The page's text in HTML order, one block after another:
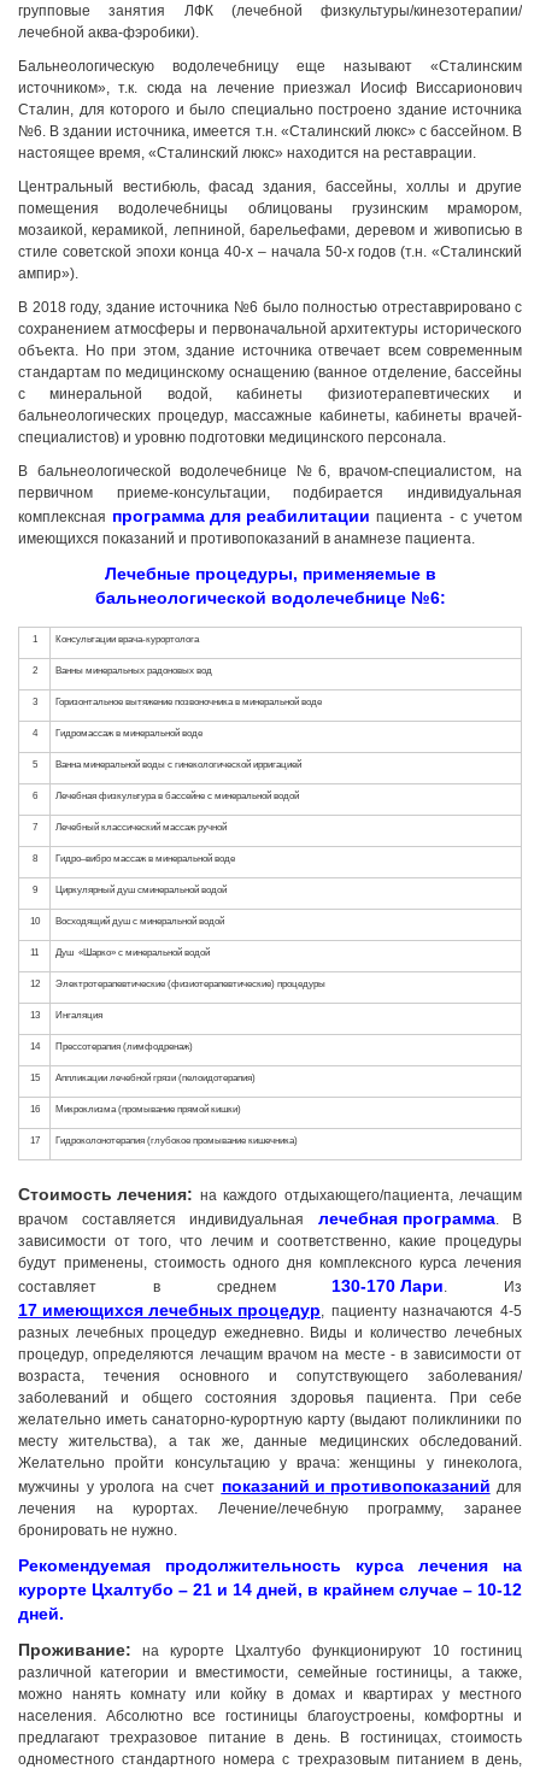
групповые занятия ЛФК (лечебной физкультуры/кинезотерапии/
лечебной аква-фэробики).
Бальнеологическую водолечебницу еще называют «Сталинским
источником», т.к. сюда на лечение приезжал Иосиф Виссарионович
Сталин, для которого и было специально построено здание источника
№6. В здании источника, имеется т.н. «Сталинский люкс» с бассейном. В
настоящее время, «Сталинский люкс» находится на реставрации.
Центральный вестибюль, фасад здания, бассейны, холлы и другие
помещения водолечебницы облицованы грузинским мрамором,
мозаикой, керамикой, лепниной, барельефами, деревом и живописью в
стиле советской эпохи конца 40-х – начала 50-х годов (т.н. «Сталинский
ампир»).
В 2018 году, здание источника №6 было полностью отреставрировано с
сохранением атмосферы и первоначальной архитектуры исторического
объекта. Но при этом, здание источника отвечает всем современным
стандартам по медицинскому оснащению (ванное отделение, бассейны
с минеральной водой, кабинеты физиотерапевтических и
бальнеологических процедур, массажные кабинеты, кабинеты врачей-
специалистов) и уровню подготовки медицинского персонала.
В бальнеологической водолечебнице №6, врачом-специалистом, на
первичном приеме-консультации, подбирается индивидуальная
комплексная программа для реабилитации пациента - с учетом
имеющихся показаний и противопоказаний в анамнезе пациента.
Лечебные процедуры, применяемые в
бальнеологической водолечебнице №6:
Стоимость лечения: на каждого отдыхающего/пациента, лечащим
врачом составляется индивидуальная лечебная программа. В
зависимости от того, что лечим и соответственно, какие процедуры
будут применены, стоимость одного дня комплексного курса лечения
составляет в среднем130-170 Лари. Из
17 имеющихся лечебных процедур, пациенту назначаются 4-5
разных лечебных процедур ежедневно. Виды и количество лечебных
процедур, определяются лечащим врачом на месте - в зависимости от
возраста, течения основного и сопутствующего заболевания/
заболеваний и общего состояния здоровья пациента. При себе
желательно иметь санаторно-курортную карту (выдают поликлиники по
месту жительства), а так же, данные медицинских обследований.
Желательно пройти консультацию у врача: женщины у гинеколога,
мужчины у уролога на счет показаний и противопоказаний для
лечения на курортах. Лечение/лечебную программу, заранее
бронировать не нужно.
Рекомендуемая продолжительность курса лечения на
курорте Цхалтубо – 21 и 14 дней, в крайнем случае – 10-12
дней.
Проживание: на курорте Цхалтубо функционируют 10 гостиниц
различной категории и вместимости, семейные гостиницы, а также,
можно нанять комнату или койку в домах и квартирах у местного
населения. Абсолютно все гостиницы благоустроены, комфортны и
предлагают трехразовое питание в день. В гостиницах, стоимость
одноместного стандартного номера с трехразовым питанием в день,
Грузия, г. Цхалтубо.
kurortresort@gmail.com
+995 555 63 29 29; с 10:00 до
17:00 час.
www.tskaltuboresort.ge
права защищены. Копирование материалов только с
разрешения администрации сайта